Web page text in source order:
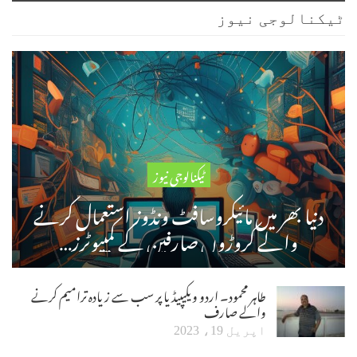
ٹیکنالوجی نیوز
ٹیکنالوجی نیوز
دنیا بھر میں مائیکروسافٹ ونڈوز استعمال کرنے
والے کروڑوں صارفین کے کمپیوٹرز…
طاہر محمود۔ اردو ویکیپیڈیا پر سب سے زیادہ ترامیم کرنے
والے صارف
اپریل 19، 2023